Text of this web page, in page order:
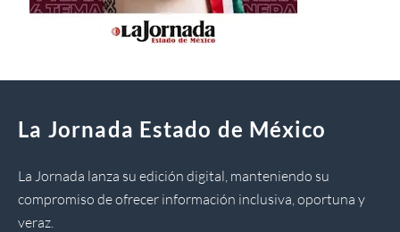
La Jornada Estado de México
La Jornada lanza su edición digital, manteniendo su
compromiso de ofrecer información inclusiva, oportuna y
veraz.